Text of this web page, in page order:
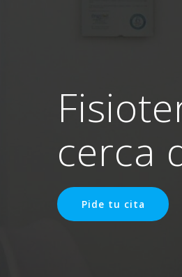
cerca
Pide tu cita